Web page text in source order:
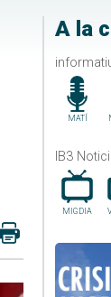
A la
MATÍ
IB3
MIGDIA